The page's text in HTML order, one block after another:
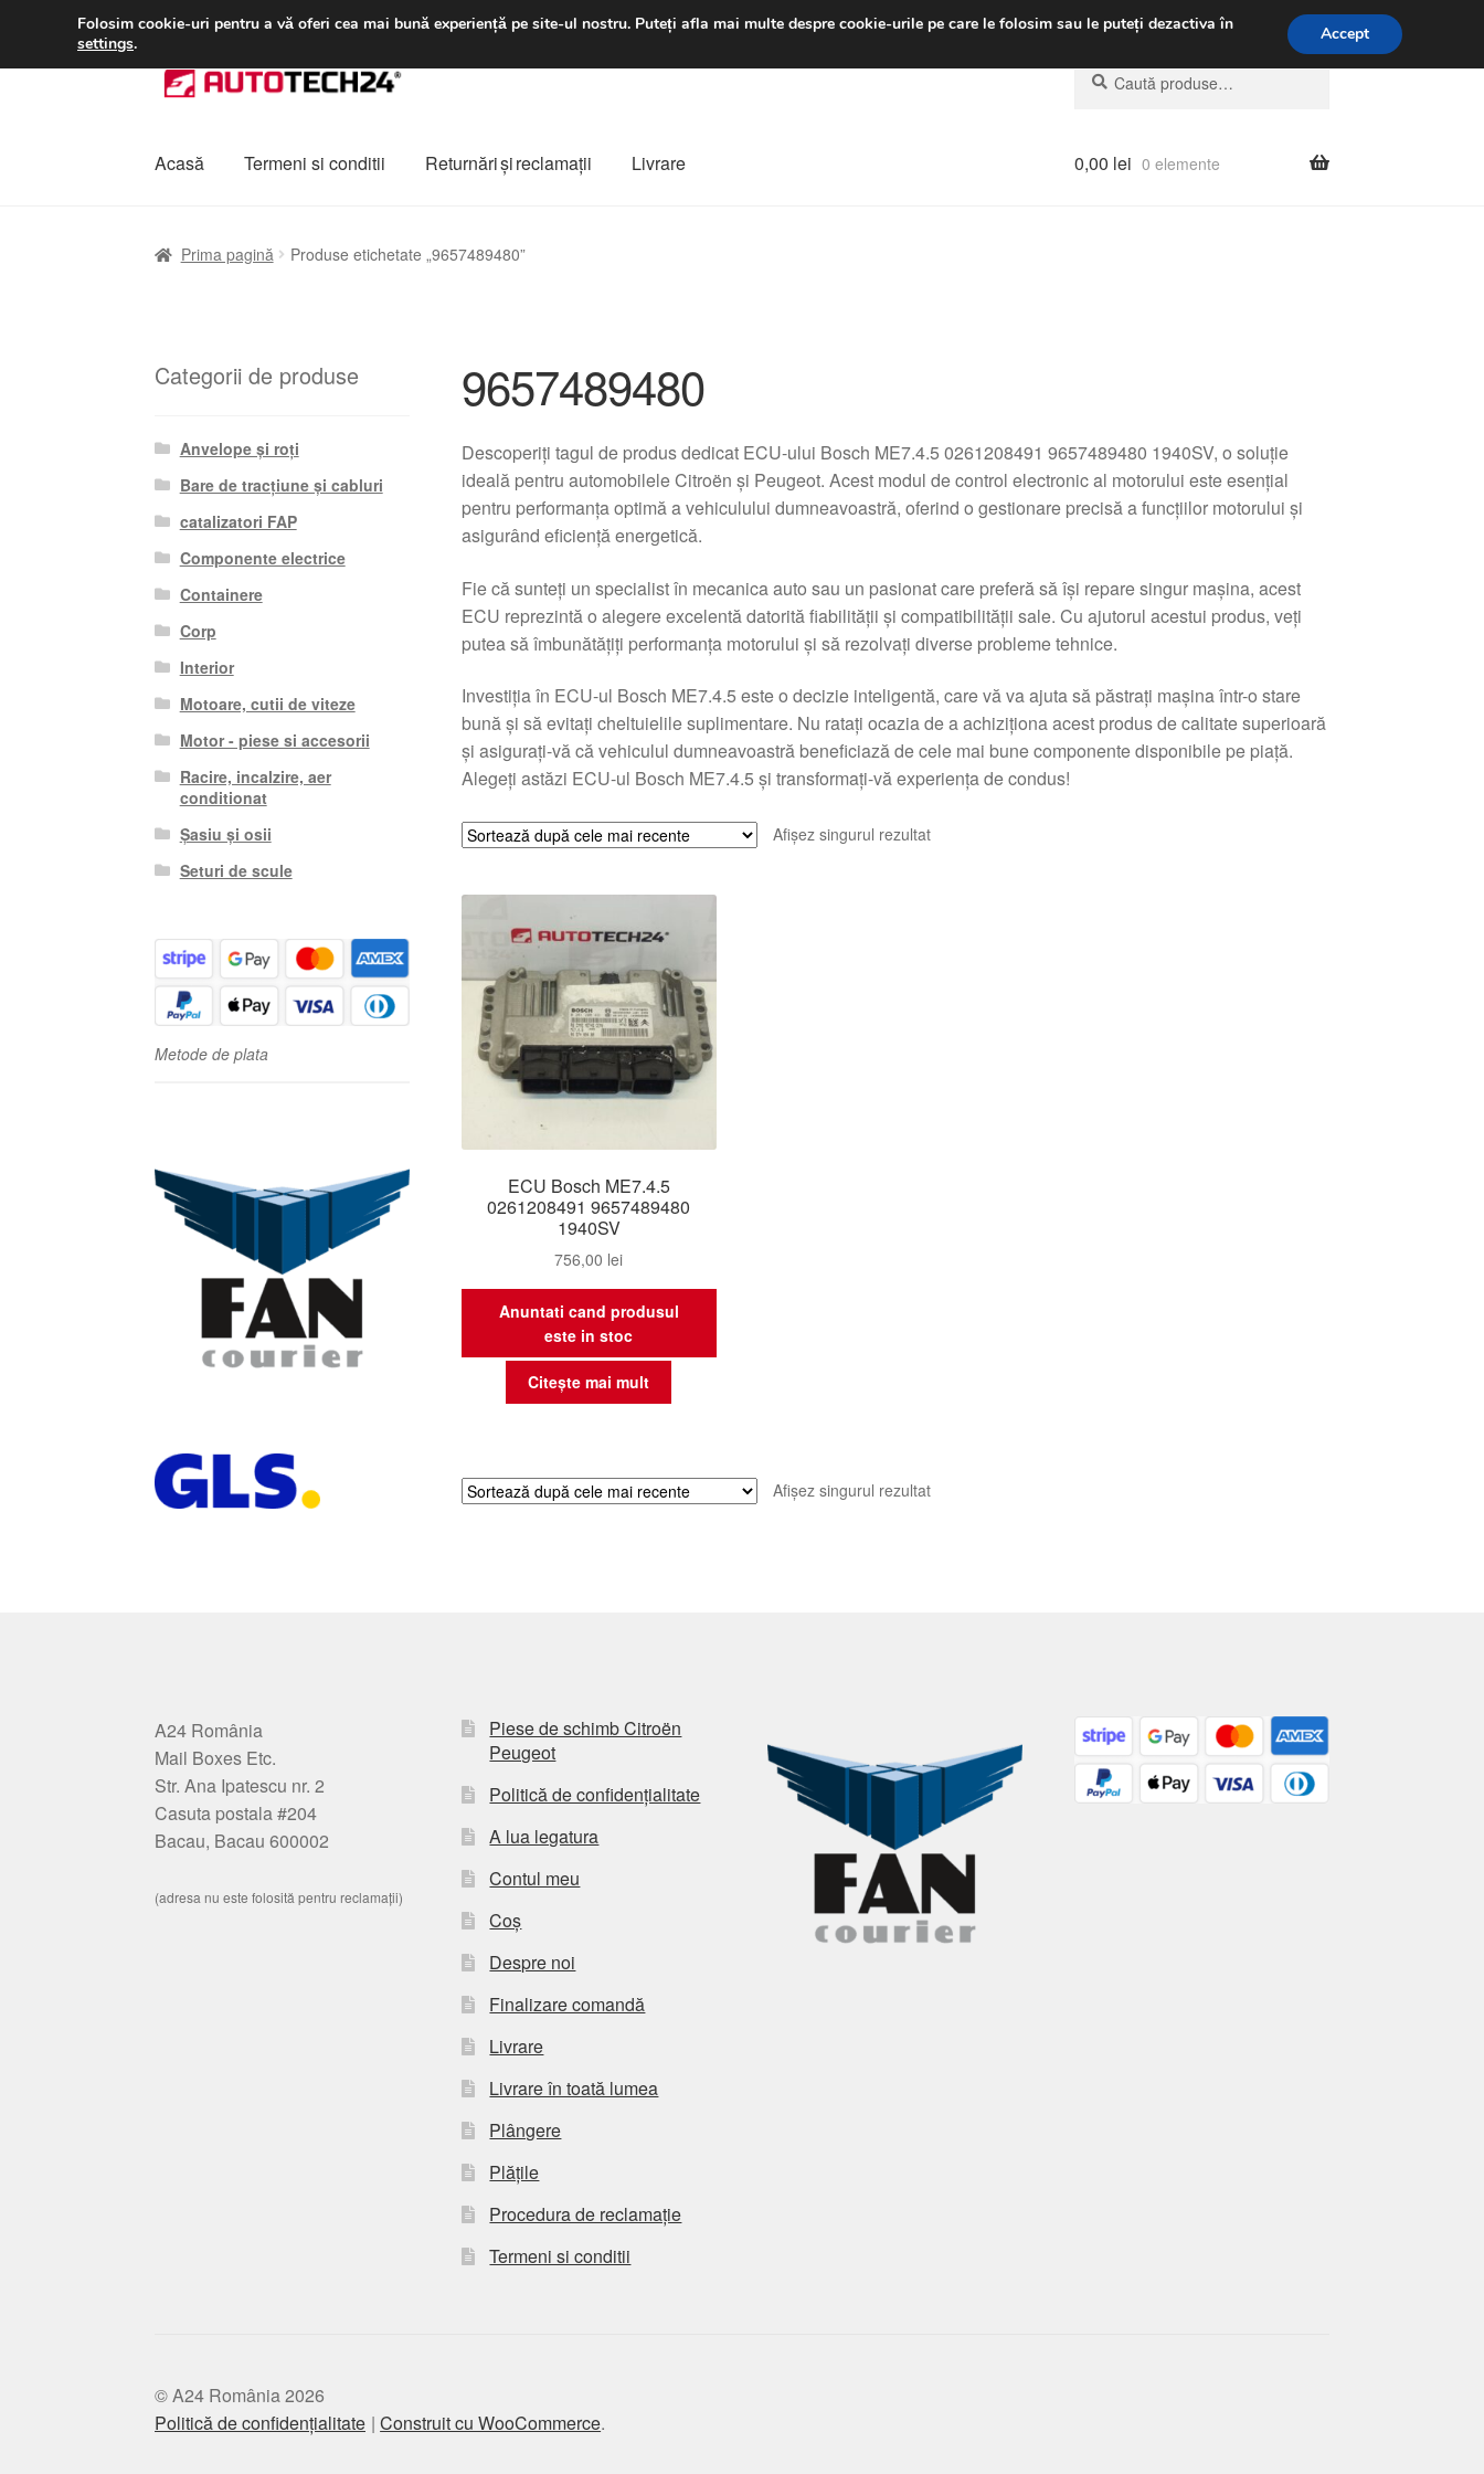
LIVRARE de la 33 lei luni-vineri 9 a.m. - 4 p.m.031 229 6816
Sari
la
Sari
la
Caută
după:
Caută
Acasă Termeni si conditii Returnări şi reclamații Livrare 0,00 lei 0 elemente
Prima pagină Produse etichetate „9657489480”
9657489480
Descoperiți tagul de produs dedicat ECU-ului Bosch ME7.4.5 0261208491 9657489480 1940SV, o soluție
ideală pentru automobilele Citroën și Peugeot. Acest modul de control electronic al motorului este esențial
pentru performanța optimă a vehiculului dumneavoastră, oferind o gestionare precisă a funcțiilor motorului și
asigurând eficiență energetică.
Fie că sunteți un specialist în mecanica auto sau un pasionat care preferă să își repare singur mașina, acest
ECU reprezintă o alegere excelentă datorită fiabilității și compatibilității sale. Cu ajutorul acestui produs, veți
putea să îmbunătățiți performanța motorului și să rezolvați diverse probleme tehnice.
Investiția în ECU-ul Bosch ME7.4.5 este o decizie inteligentă, care vă va ajuta să păstrați mașina într-o stare
bună și să evitați cheltuielile suplimentare. Nu ratați ocazia de a achiziționa acest produs de calitate superioară
și asigurați-vă că vehiculul dumneavoastră beneficiază de cele mai bune componente disponibile pe piață.
Alegeți astăzi ECU-ul Bosch ME7.4.5 și transformați-vă experiența de condus!
Afișez singurul rezultat
ECU Bosch ME7.4.5
0261208491 9657489480
1940SV
756,00 lei
Anuntati cand produsul
este in stoc
Citește mai mult
Afișez singurul rezultat
Categorii de produse
Anvelope și roți
Bare de tracțiune și cabluri
catalizatori FAP
Componente electrice
Containere
Corp
Interior
Motoare, cutii de viteze
Motor - piese si accesorii
Racire, incalzire, aer
conditionat
Șasiu și osii
Seturi de scule
Metode de plata
A24 România
Mail Boxes Etc.
Str. Ana Ipatescu nr. 2
Casuta postala #204
Bacau, Bacau 600002
(adresa nu este folosită pentru reclamații)
Piese de schimb Citroën
Peugeot
Politică de confidențialitate
A lua legatura
Contul meu
Coș
Despre noi
Finalizare comandă
Livrare
Livrare în toată lumea
Plângere
Plățile
Procedura de reclamație
Termeni si conditii
© A24 România 2026
Politică de confidențialitate Construit cu WooCommerce.
Folosim cookie-uri pentru a vă oferi cea mai bună experiență pe site-ul nostru. Puteți afla mai multe despre cookie-urile pe care le folosim sau le puteți dezactiva în
settings. Accept